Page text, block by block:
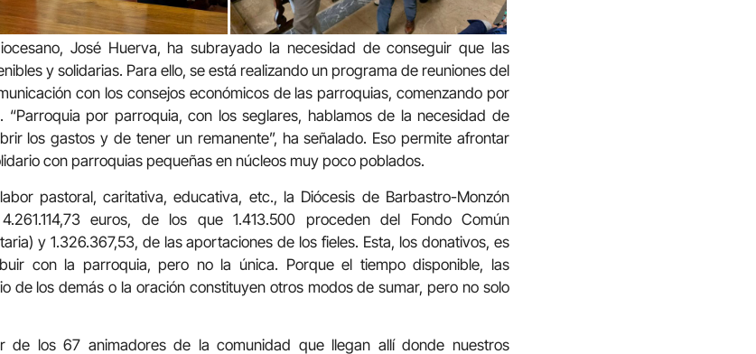
José Huerva, ha subrayado la necesidad de conseguir que las
y solidarias. Para ello, se está realizando un programa de reuniones del
con los consejos económicos de las parroquias, comenzando por
“Parroquia por parroquia, con los seglares, hablamos de la necesidad de
los gastos y de tener un remanente”, ha señalado. Eso permite afrontar
con parroquias pequeñas en núcleos muy poco poblados.
pastoral, caritativa, educativa, etc., la Diócesis de Barbastro-Monzón
euros, de los que 1.413.500 proceden del Fondo Común
y 1.326.367,53, de las aportaciones de los fieles. Esta, los donativos, es
con la parroquia, pero no la única. Porque el tiempo disponible, las
de los demás o la oración constituyen otros modos de sumar, pero no solo
de los 67 animadores de la comunidad que llegan allí donde nuestros